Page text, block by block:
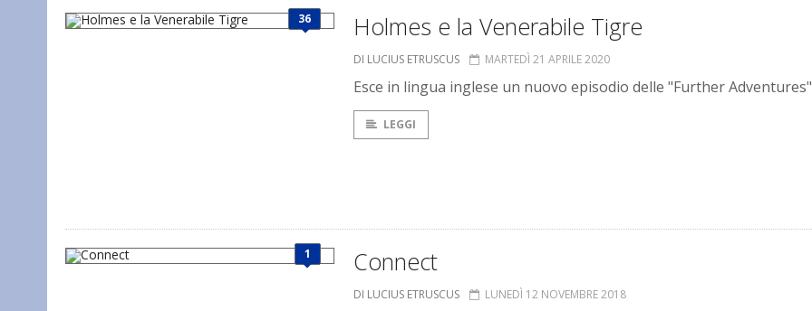
36 Holmes e la Venerabile Tigre
DI LUCIUS ETRUSCUS MARTEDÌ 21 APRILE 2020
Esce in lingua inglese un nuovo episodio delle "Further Adventures"
LEGGI
1 Connect
DI LUCIUS ETRUSCUS LUNEDÌ 12 NOVEMBRE 2018